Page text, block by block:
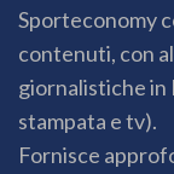
Sporteconomy
contenuti, con
giornalistiche in
stampata e tv).
Fornisce